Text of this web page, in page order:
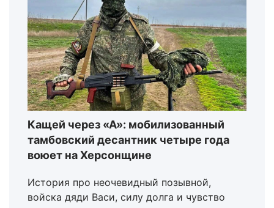
Кащей через «А»: мобилизованный
тамбовский десантник четыре года
воюет на Херсонщине
История про неочевидный позывной,
войска дяди Васи, силу долга и чувство